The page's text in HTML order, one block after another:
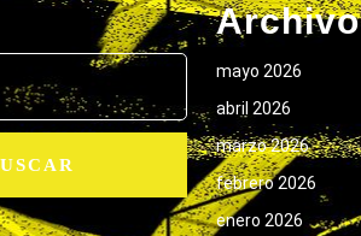
Archivo
mayo 2026
abril 2026
marzo 2026
febrero 2026
enero 2026